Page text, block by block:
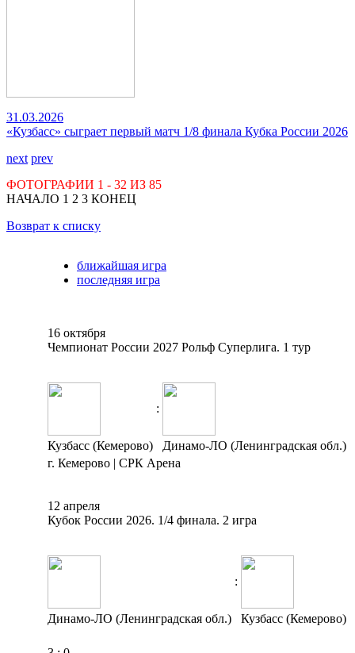
31.03.2026
«Кузбасс» сыграет первый матч 1/8 финала Кубка России 2026
next prev
ФОТОГРАФИИ 1 - 32 ИЗ 85
НАЧАЛО 1 2 3 КОНЕЦ
Возврат к списку
ближайшая игра
последняя игра
16 октября
Чемпионат России 2027 Рольф Суперлига. 1 тур
:
Кузбасс (Кемерово)
Динамо-ЛО (Ленинградская обл.)
г. Кемерово | СРК Арена
12 апреля
Кубок России 2026. 1/4 финала. 2 игра
:
Динамо-ЛО (Ленинградская обл.) Кузбасс (Кемерово)